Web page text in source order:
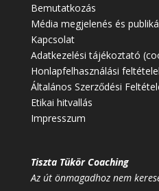
Bemutatkozás
Média megjelenés és
Kapcsolat
Adatkezelési tájékoztató
Honlapfelhasználási
Általános Szerződési
Etikai hitvallás
Impresszum
Tiszta Tükör Coaching
Az út önmagadhoz nem